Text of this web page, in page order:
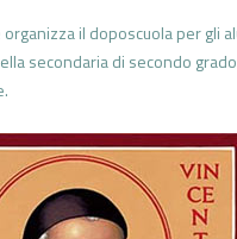
il doposcuola per gli
secondaria di secondo